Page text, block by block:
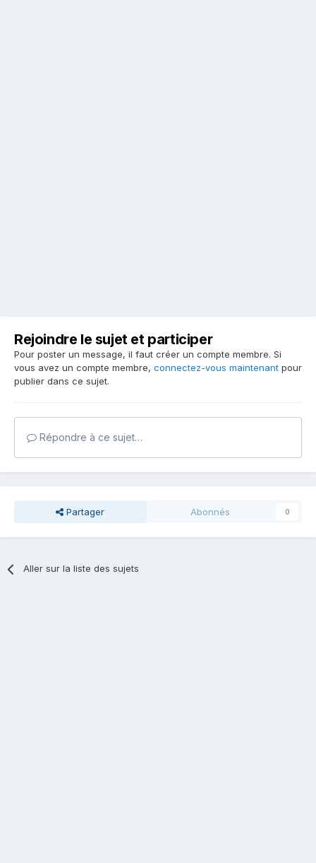
Rejoindre le sujet et participer
Pour poster un message, il faut créer un compte membre. Si
vous avez un compte membre, connectez-vous maintenant pour
publier dans ce sujet.
Répondre à ce sujet…
Partager Abonnés 0
Aller sur la liste des sujets